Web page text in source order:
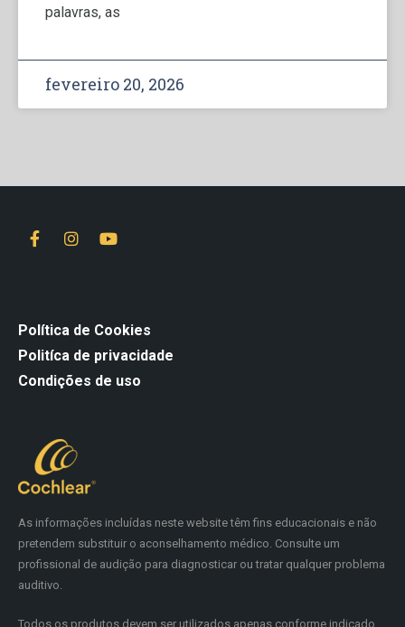
palavras, as
fevereiro 20, 2026
As informações incluídas neste website têm fins educacionais e não
pretendem substituir o aconselhamento médico. Consulte um
profissional de audição para diagnosticar ou tratar qualquer problema
auditivo.
Todos os produtos devem ser utilizados apenas conforme indicado
Política de Cookies
Politíca de privacidade
Condições de uso